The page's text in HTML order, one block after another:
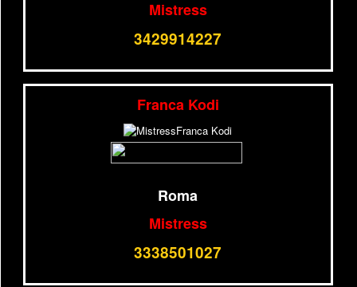
Mistress
3429914227
Franca Kodi
Roma
Mistress
3338501027